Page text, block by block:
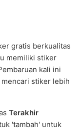
gratis berkualitas
memiliki stiker
kali ini
stiker lebih
Terakhir
'tambah' untuk